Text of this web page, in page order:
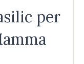
per